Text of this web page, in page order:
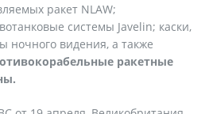
ракет NLAW;
системы Javelin; каски,
ночного видения, а также
ракетные